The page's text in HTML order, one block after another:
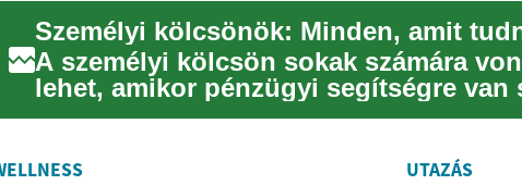
Személyi kölcsönök: Minden, amit
A személyi kölcsön sokak számára
lehet, amikor pénzügyi segítségre van
rugalmas hitel...
UTAZÁS